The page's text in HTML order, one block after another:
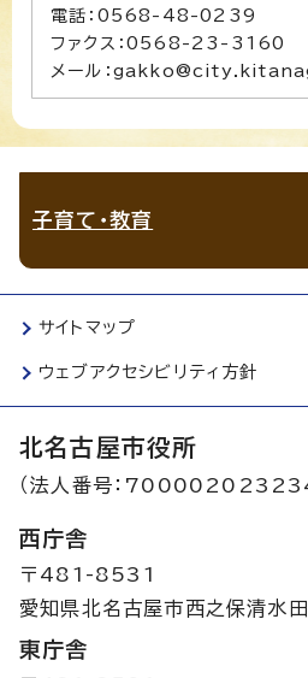
電話：0568-48-0239
ファクス：0568-23-3160
メール：
子育て・教育
サイトマップ
ウェブアクセシビリティ方針
北名古屋市役所
（法人番号：
西庁舎
〒481-8531
愛知県北名古屋市西之保清水
東庁舎